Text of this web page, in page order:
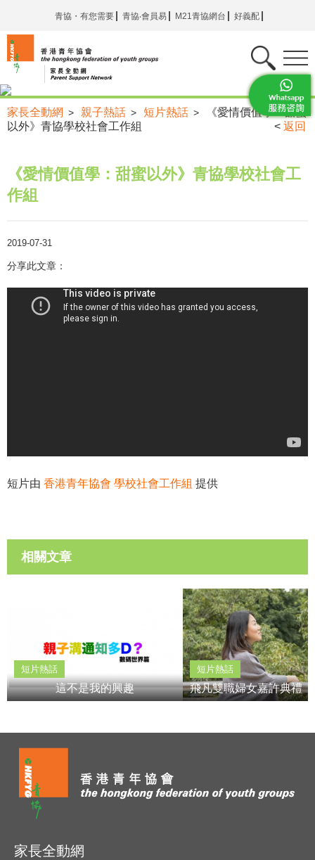
青協・有您需要 青協‧會員易 M21青協網台 好義配
家長全動網 > 親子熱話 > 短片熱話 >
《愛情價值學：甜蜜
以外》青協學校社會工作組
< 返回
《愛情價值學：甜蜜以外》青協學校社會工
作組
2019-07-31
分享此文章：
短片由 香港青年協會 學校社會工作組 提供
相關文章
短片熱話
這不是我的興趣
短片熱話
家長全動網